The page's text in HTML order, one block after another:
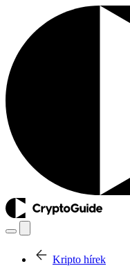
Kripto hírek